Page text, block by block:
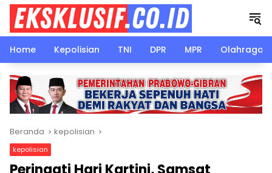
Langsung
konten
Home
Kepolisian TNI DPR MPR Olahraga
Beranda kepolisian
kepolisian